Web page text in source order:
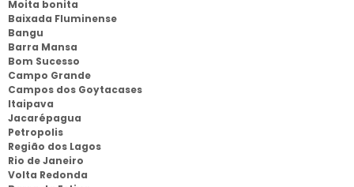
Moita bonita
Baixada Fluminense
Bangu
Barra Mansa
Bom Sucesso
Campo Grande
Campos dos Goytacases
Itaipava
Jacarépagua
Petropolis
Região dos Lagos
Rio de Janeiro
Volta Redonda